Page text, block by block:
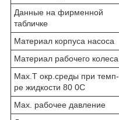
Данные на фирменной
табличке
Материал корпуса насоса
Материал рабочего колеса
Max.T окр.среды при темп-
ре жидкости 80 0C
Max. рабочее давление